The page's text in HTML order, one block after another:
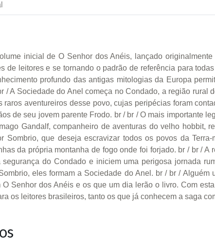
inicial de O Senhor dos Anéis, lançado
de leitores e se tornando o padrão de referência para
profundo das antigas mitologias da Europa
/ A Sociedade do Anel começa no Condado, a região rural
aventureiros desse povo, cujas peripécias foram
de seu jovem parente Frodo. br / br / O mais importante
Gandalf, companheiro de aventuras do velho hobbit,
Sombrio, que deseja escravizar todos os povos da
da própria montanha de fogo onde foi forjado. br / br /
do Condado e iniciem uma perigosa jornada
eles formam a Sociedade do Anel. br / br /
Senhor dos Anéis e os que um dia lerão o livro. Com
os leitores brasileiros, tanto os que já conhecem a saga